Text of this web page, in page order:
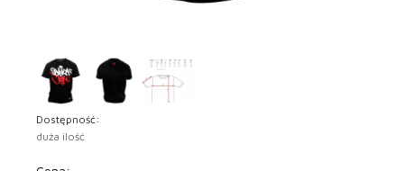
Dostępność:
duża ilość